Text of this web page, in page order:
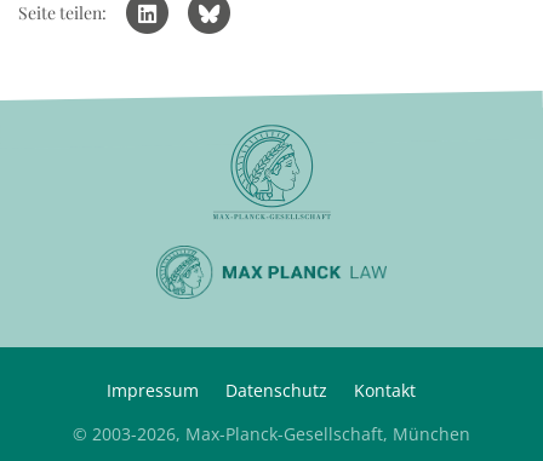
Seite teilen:
Impressum Datenschutz
Kontakt
© 2003-2026, Max-Planck-Gesellschaft, München